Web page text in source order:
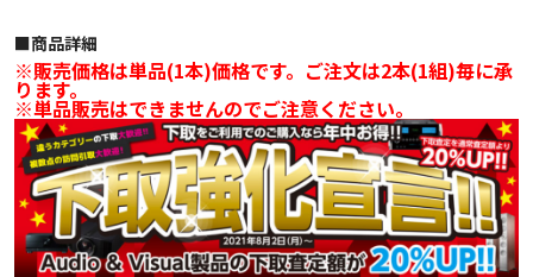
■︎商品詳細
※販売価格は単品(1本)価格です。ご注文は2本(1組)毎に承
ります。
※単品販売はできませんのでご注意ください。